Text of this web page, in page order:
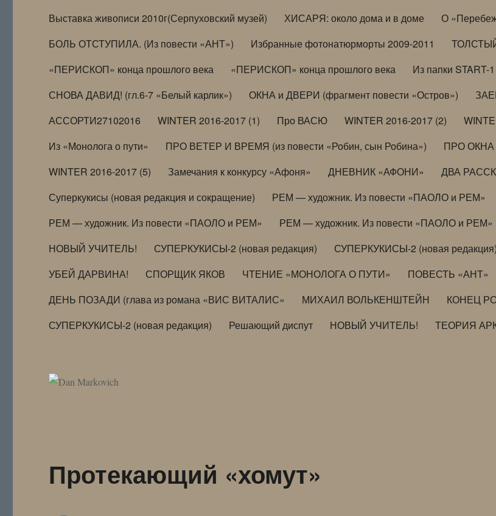
Выставка живописи 2010г(Серпуховский музей)
ХИСАРЯ: около дома и в доме О
БОЛЬ ОТСТУПИЛА. (Из повести «АНТ»)
Избранные фотонатюрморты 2009-2011
ТОЛСТЫЙ
«ПЕРИСКОП» конца прошлого века
«ПЕРИСКОП» конца прошлого века Из папки START-1
СНОВА ДАВИД! (гл.6-7 «Белый карлик»)
ОКНА и ДВЕРИ (фрагмент повести «Остров»)
АССОРТИ27102016
WINTER 2016-2017 (1) Про ВАСЮ WINTER 2016-2017 (2)
Из «Монолога о пути»
ПРО ВЕТЕР И ВРЕМЯ (из повести «Робин, сын Робина»)
ПРО ОКНА
WINTER 2016-2017 (5)
Замечания к конкурсу «Афоня» ДНЕВНИК «АФОНИ» ДВА
Суперкукисы (новая редакция и сокращение)
РЕМ — художник. Из повести «ПАОЛО и РЕМ»
РЕМ — художник. Из повести «ПАОЛО и РЕМ»
РЕМ — художник. Из повести «ПАОЛО и РЕМ»
НОВЫЙ УЧИТЕЛЬ!
СУПЕРКУКИСЫ-2 (новая редакция) СУПЕРКУКИСЫ-2 (новая редакция)
УБЕЙ ДАРВИНА!
СПОРЩИК ЯКОВ ЧТЕНИЕ «МОНОЛОГА О ПУТИ» ПОВЕСТЬ «АНТ»
ДЕНЬ ПОЗАДИ (глава из романа «ВИС ВИТАЛИС»
МИХАИЛ ВОЛЬКЕНШТЕЙН КОНЕЦ
СУПЕРКУКИСЫ-2 (новая редакция)
Решающий диспут НОВЫЙ УЧИТЕЛЬ! ТЕОРИЯ
Протекающий «хомут»